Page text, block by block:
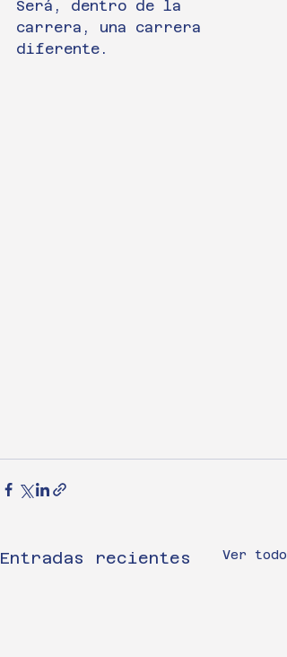
Será, dentro de la
carrera, una carrera
diferente.
Entradas recientes Ver todo